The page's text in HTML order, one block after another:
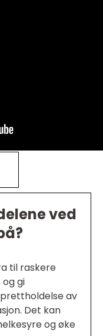
ved
til raskere
gi
av
Det kan
og øke